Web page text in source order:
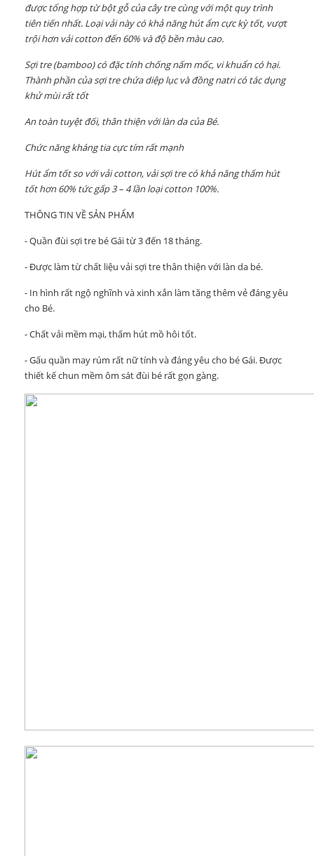
được tổng hợp từ bột gỗ của cây tre cùng với một quy trình
tiên tiến nhất. Loại vải này có khả năng hút ẩm cực kỳ tốt, vượt
trội hơn vải cotton đến 60% và độ bền màu cao.
Sợi tre (bamboo) có đặc tính chống nấm mốc, vi khuẩn có hại.
Thành phần của sợi tre chứa diệp lục và đồng natri có tác dụng
khử mùi rất tốt
An toàn tuyệt đối, thân thiện với làn da của Bé.
Chức năng kháng tia cực tím rất mạnh
Hút ẩm tốt so với vải cotton, vải sợi tre có khả năng thấm hút
tốt hơn 60% tức gấp 3 – 4 lần loại cotton 100%.
THÔNG TIN VỀ SẢN PHẨM
- Quần đùi sợi tre bé Gái từ 3 đến 18 tháng.
- Được làm từ chất liệu vải sợi tre thân thiện với làn da bé.
- In hình rất ngộ nghĩnh và xinh xắn làm tăng thêm vẻ đáng yêu
cho Bé.
- Chất vải mềm mại, thấm hút mồ hôi tốt.
- Gấu quần may rúm rất nữ tính và đáng yêu cho bé Gái. Được
thiết kế chun mềm ôm sát đùi bé rất gọn gàng.